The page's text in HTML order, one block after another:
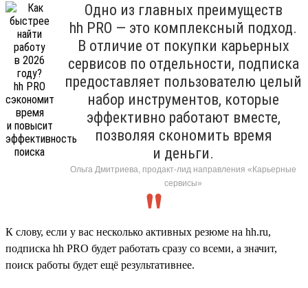
Одно из главных преимуществ
hh PRO — это комплексный подход.
В отличие от покупки карьерных
сервисов по отдельности, подписка
предоставляет пользователю целый
набор инструментов, которые
эффективно работают вместе,
позволяя скономить время
и деньги.
Ольга Дмитриева, продакт-лид направления «Карьерные
сервисы»
К слову, если у вас несколько активных резюме на hh.ru,
подписка hh PRO будет работать сразу со всеми, а значит,
поиск работы будет ещё результативнее.